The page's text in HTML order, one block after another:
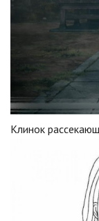
Клинок